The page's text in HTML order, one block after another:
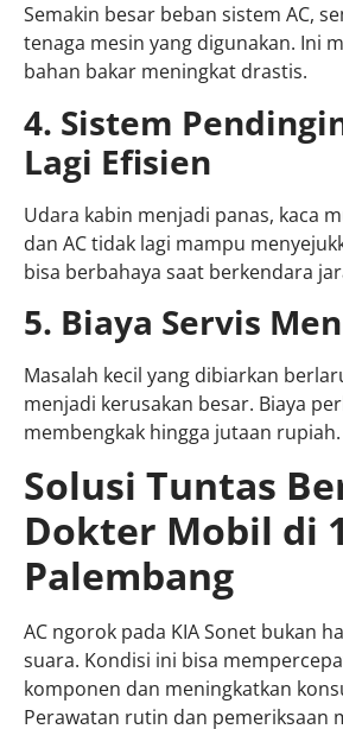
Semakin besar beban sistem AC,
tenaga mesin yang digunakan. Ini
bahan bakar meningkat drastis.
4. Sistem
Lagi Efisien
Udara kabin menjadi panas, kaca
dan AC tidak lagi mampu
bisa berbahaya saat berkendara
5. Biaya Servis
Masalah kecil yang dibiarkan
menjadi kerusakan besar. Biaya
membengkak hingga jutaan rupiah.
Solusi Tuntas
Dokter Mobil di
Palembang
AC ngorok pada KIA Sonet bukan
suara. Kondisi ini bisa
komponen dan meningkatkan
Perawatan rutin dan pemeriksaan